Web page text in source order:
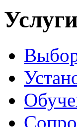
Услуги